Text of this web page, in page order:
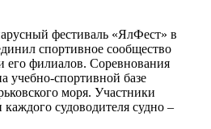
фестиваль «ЯлФест» в
спортивное сообщество
его филиалов. Соревнования
учебно-спортивной базе
моря. Участники
судоводителя судно –